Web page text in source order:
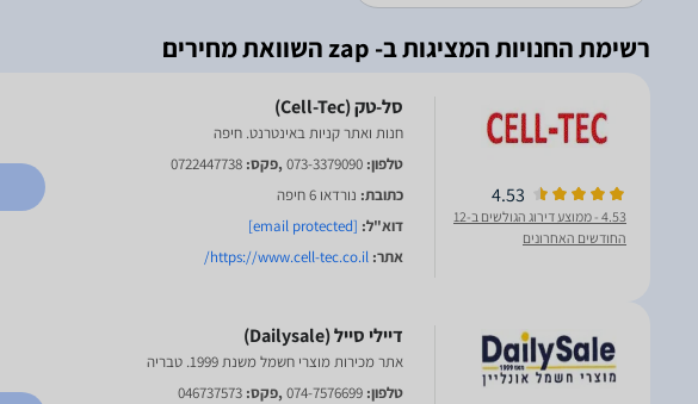
רשימת החנויות המציגות ב- zap השוואת מחירים
4.53
4.53
- ממוצע דירוג הגולשים ב-12
החודשים האחרונים
חנות ואתר קניות באינטרנט. חיפה
טלפון: 073-3379090,פקס: 0722447738
כתובת: נורדאו 6 חיפה
דוא"ל: [email protected]
אתר: https://www.cell-tec.co.il/
אתר מכירות מוצרי חשמל משנת 1999. טבריה
טלפון: 074-7576699,פקס: 046737573